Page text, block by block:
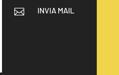
 INVIA MAIL